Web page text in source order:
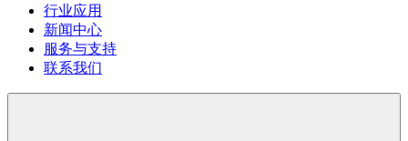
行业应用
新闻中心
服务与支持
联系我们